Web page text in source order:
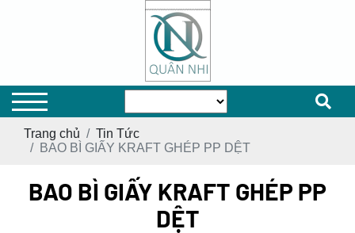
Trang chủ
Tin Tức
BAO BÌ GIẤY KRAFT GHÉP PP DỆT
BAO BÌ GIẤY KRAFT GHÉP PP
DỆT